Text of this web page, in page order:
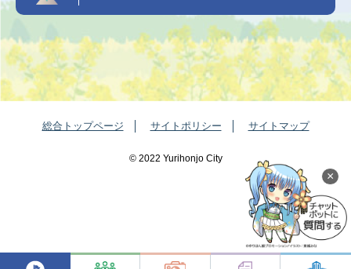
×
総合トップページ サイトポリシー サイトマップ
©️ 2022 Yurihonjo City